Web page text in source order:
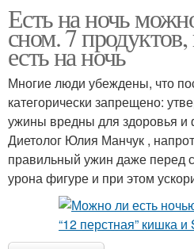
Есть на ночь
сном. 7
есть на ночь
Многие люди убеждены, что
категорически запрещено:
ужины вредны для здоровья
Диетолог Юлия Манчук ,
правильный ужин даже перед
урона фигуре и при этом